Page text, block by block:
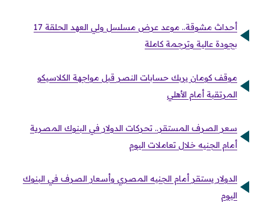
أحداث مشوقة.. موعد عرض مسلسل ولي العهد الحلقة 17
بجودة عالية وترجمة كاملة
موقف كومان يربك حسابات النصر قبل مواجهة الكلاسيكو
المرتقبة أمام الأهلي
سعر الصرف المستقر.. تحركات الدولار في البنوك المصرية
أمام الجنيه خلال تعاملات اليوم
الدولار يستقر أمام الجنيه المصري وأسعار الصرف في البنوك
اليوم